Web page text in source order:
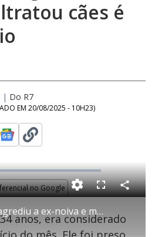
cães é
| Do R7
EM 20/08/2025 - 10H23)
no Google
P Homem que agrediu a ex-noiva e maltratou cães é preso no Rio
F
l
s
c
C
o
a
r
i
anos, era considerado